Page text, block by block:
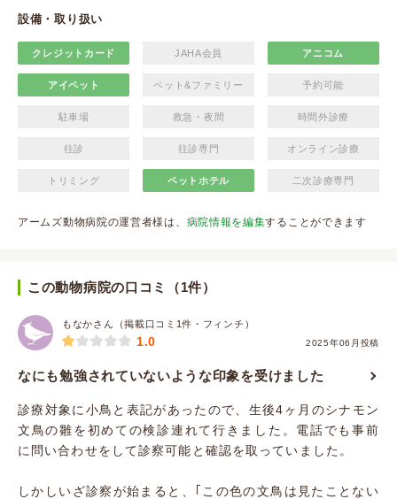
設備・取り扱い
クレジットカード JAHA会員 アニコム
アイペット ペット&ファミリー 予約可能
駐車場 救急・夜間 時間外診療
往診 往診専門 オンライン診療
トリミング ペットホテル 二次診療専門
アームズ動物病院の運営者様は、 病院情報を編集することができます
この動物病院の口コミ（1件）
もなかさん（掲載口コミ1件・フィンチ）
2025年06月投稿
1.0
なにも勉強されていないような印象を受けました
診療対象に小鳥と表記があったので、生後4ヶ月のシナモン
文鳥の雛を初めての検診連れて行きました。電話でも事前
に問い合わせをして診察可能と確認を取っていました。
しかしいざ診察が始まると、｢この色の文鳥は見たことない